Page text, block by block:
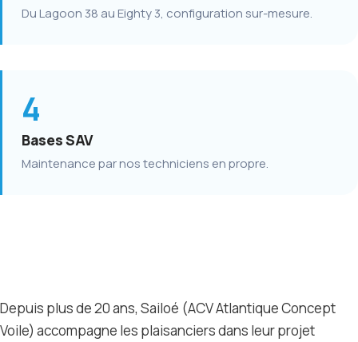
Du Lagoon 38 au Eighty 3, configuration sur-mesure.
4
Bases SAV
Maintenance par nos techniciens en propre.
Depuis plus de 20 ans, Sailoé (ACV Atlantique Concept
Voile) accompagne les plaisanciers dans leur projet